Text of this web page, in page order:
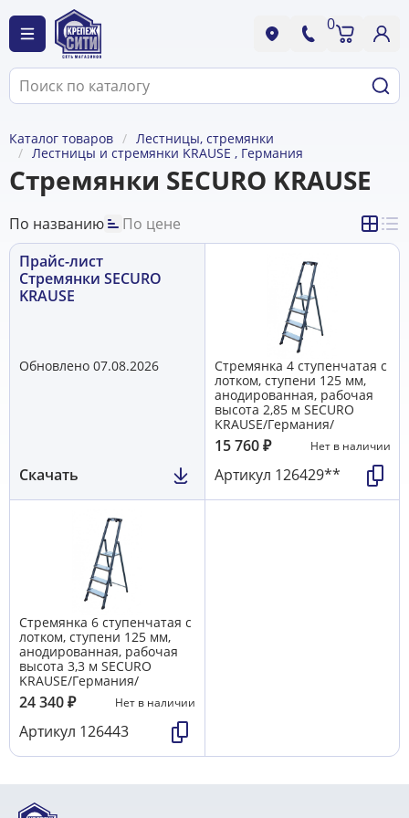
0
Каталог товаров
Лестницы, стремянки
Лестницы и стремянки KRAUSE , Германия
Стремянки SECURO KRAUSE
По названию
По цене
Прайс-лист
Стремянки SECURO
KRAUSE
Обновлено 07.08.2026
Скачать
Стремянка 4 ступенчатая с
лотком, ступени 125 мм,
анодированная, рабочая
высота 2,85 м SECURO
KRAUSE/Германия/
15 760₽ Нет в наличии
Артикул 126429**
Стремянка 6 ступенчатая с
лотком, ступени 125 мм,
анодированная, рабочая
высота 3,3 м SECURO
KRAUSE/Германия/
24 340₽ Нет в наличии
Артикул 126443